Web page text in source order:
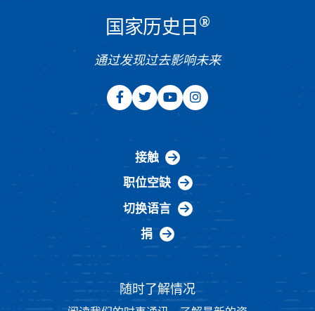
国家历史日 ®
通过发现过去影响未来
接触
职位空缺
切换语言
捐
随时了解情况